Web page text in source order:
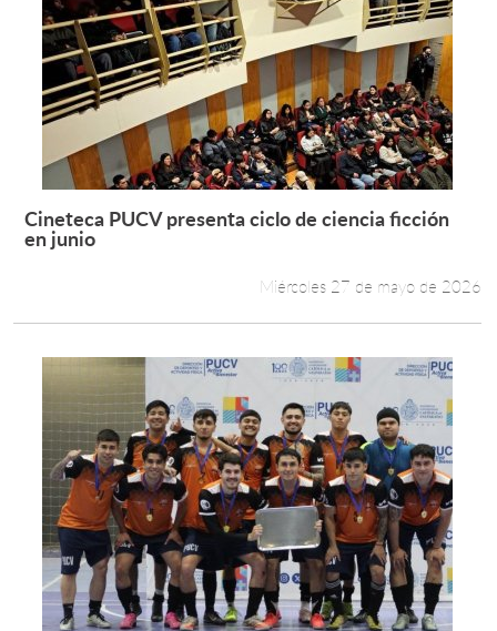
Leer más +
Cineteca PUCV presenta ciclo de ciencia ficción
en junio
Miércoles 27 de mayo de 2026